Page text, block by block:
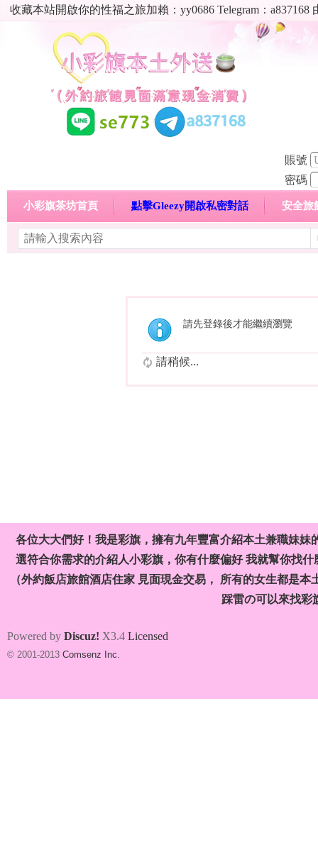
收藏本站開啟你的性福之旅加賴：yy0686 Telegram：
賬號
密碼
小彩旗茶坊首頁 點擊Gleezy開啟私密對話 安全旅
請先登錄後才能繼續瀏覽
請稍候...
各位大大們好！我是彩旗，擁有九年豐富介紹本土兼職妹
選符合你需求的介紹人小彩旗，你有什麼偏好 我就幫你找
（外約飯店旅館酒店住家 見面現金交易， 所有的女生都是
踩雷の可以來找彩
Powered by Discuz! X3.4 Licensed
© 2001-2013 Comsenz Inc.